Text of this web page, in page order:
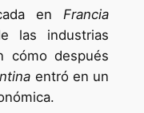
enFrancia
las industrias
cómo después
entró en un